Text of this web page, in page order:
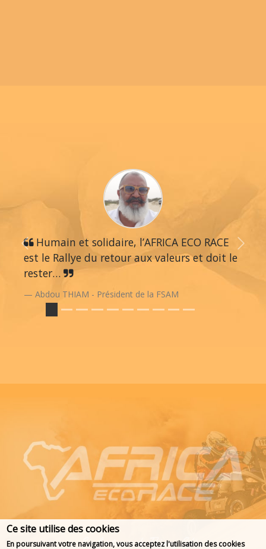
Humain et solidaire, l’AFRICA ECO RACE
est le Rallye du retour aux valeurs et doit le
rester…
Abdou THIAM - Président de la FSAM
Previous Next
Ce site utilise des cookies
En poursuivant votre navigation, vous acceptez l'utilisation des cookies